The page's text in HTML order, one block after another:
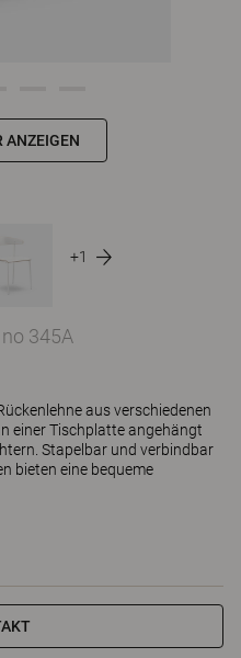
ANZEIGEN
+1
345A
aus verschiedenen
einer Tischplatte angehängt
Stapelbar und verbindbar
bieten eine bequeme